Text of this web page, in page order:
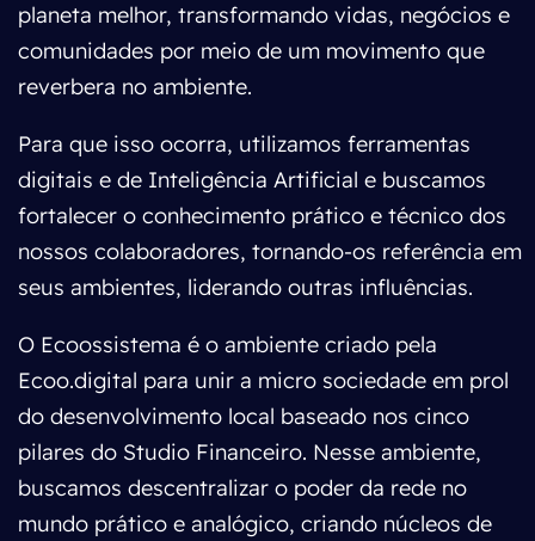
planeta melhor, transformando vidas, negócios e
comunidades por meio de um movimento que
reverbera no ambiente.
Para que isso ocorra, utilizamos ferramentas
digitais e de Inteligência Artificial e buscamos
fortalecer o conhecimento prático e técnico dos
nossos colaboradores, tornando-os referência em
seus ambientes, liderando outras influências.
O Ecoossistema é o ambiente criado pela
Ecoo.digital para unir a micro sociedade em prol
do desenvolvimento local baseado nos cinco
pilares do Studio Financeiro. Nesse ambiente,
buscamos descentralizar o poder da rede no
mundo prático e analógico, criando núcleos de